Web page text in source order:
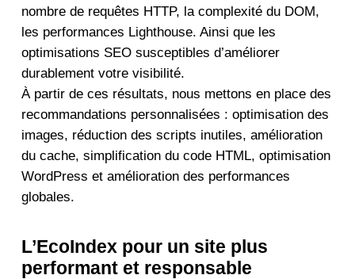
nombre de requêtes HTTP, la complexité du DOM,
les performances Lighthouse. Ainsi que les
optimisations SEO susceptibles d’améliorer
durablement votre visibilité.
À partir de ces résultats, nous mettons en place des
recommandations personnalisées : optimisation des
images, réduction des scripts inutiles, amélioration
du cache, simplification du code HTML, optimisation
WordPress et amélioration des performances
globales.
L’EcoIndex pour un site plus
performant et responsable